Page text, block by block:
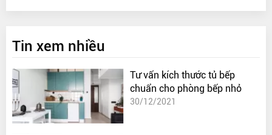
Tin xem nhiều
Tư vấn kích thước tủ bếp
chuẩn cho phòng bếp nhỏ
30/12/2021